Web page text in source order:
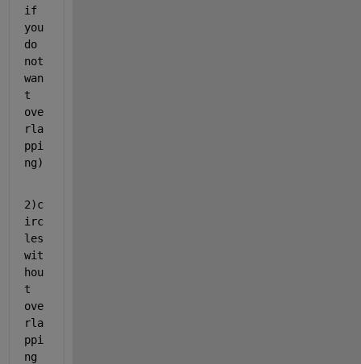
if
you
do
not
wan
t
ove
rla
ppi
ng)
2)c
irc
les
wit
hou
t
ove
rla
ppi
ng